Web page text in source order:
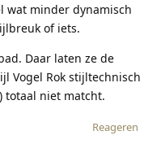
wat minder dynamisch
of iets.
Daar laten ze de
Vogel Rok stijltechnisch
totaal niet matcht.
Reageren